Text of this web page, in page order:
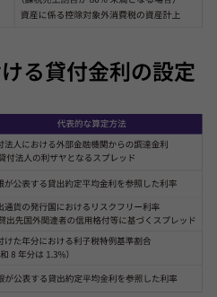
る貸付金利の設定